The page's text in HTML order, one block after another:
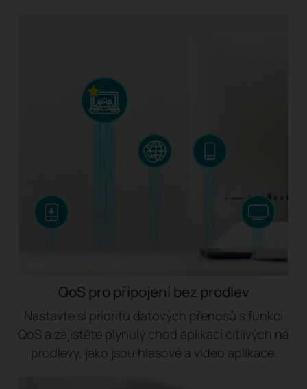
QoS pro připojení bez prodlev
Nastavte si prioritu datových přenosů s funkcí
QoS a zajistěte plynulý chod aplikací citlivých na
prodlevy, jako jsou hlasové a video aplikace.